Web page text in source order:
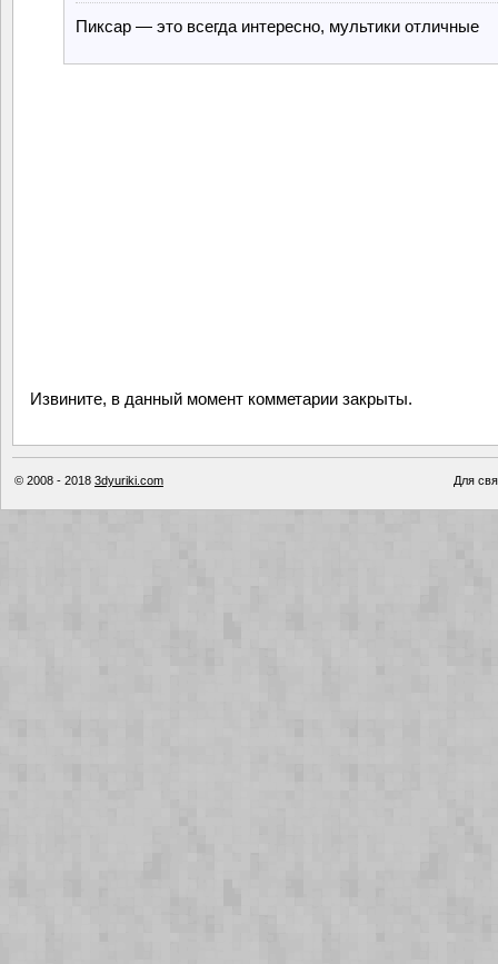
Пиксар — это всегда интересно, мультики отличные
Извините, в данный момент комметарии закрыты.
© 2008 - 2018 3dyuriki.com Для